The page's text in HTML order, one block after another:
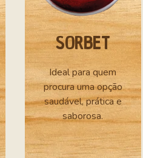
SORBET
Ideal para quem
procura uma opção
saudável, prática e
saborosa.